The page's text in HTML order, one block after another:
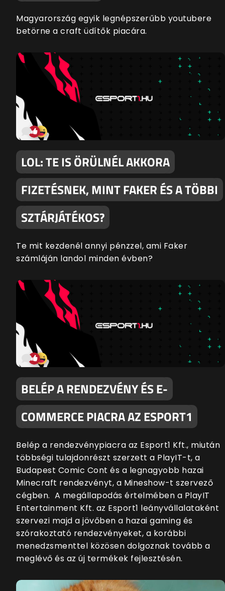
Magyarország egyik legnépszerűbb youtubere
betörne a craft üdítők piacára.
LOL: TE IS ÖRÜLNÉL AKKORA
FIZETÉSNEK, MINT FAKER ÉS A TÖBBI
SZTÁRJÁTÉKOS?
Te mit kezdenél annyi pénzzel, ami Faker
számláján landol minden évben?
BELÉP A RENDEZVÉNY ÉS E-
COMMERCE PIACRA AZ ESPORT1
Belép a rendezvénypiacra az Esport1 Kft., miután
többségi tulajdonrészt szerzett a PlayIT-t, a
Budapest Comic Cont és a legnagyobb hazai
Minecraft rendezvényt, a Mineshow-t szervező
cégben. A megállapodás értelmében a PlayIT
Entertainment Kft. az Esport1 leányvállalataként
szervezi majd a jövőben a hazai gaming és
szórakoztató rendezvényeket, a korábbi
menedzsmenttel közösen dolgoznak tovább a
meglévő és az új termékek fejlesztésén.